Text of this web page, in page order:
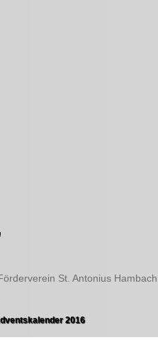
St. Antonius Hambach
2016